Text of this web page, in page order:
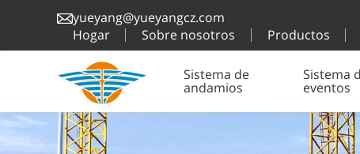
yueyang@yueyangcz.com
Hogar
Sobre nosotros Productos
Sistema de
andamios
Sistema
eventos